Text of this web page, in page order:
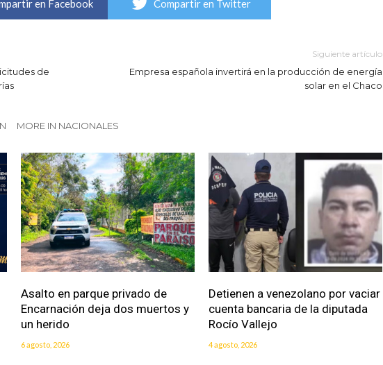
en Facebook Compartir en Twitter
de
Siguiente artículo
Empresa española invertirá en la producción de energía
solar en el Chaco
MORE IN NACIONALES
Asalto en parque privado de
Encarnación deja dos muertos y
un herido
6 agosto, 2026
Detienen a venezolano por vaciar
cuenta bancaria de la diputada
Rocío Vallejo
4 agosto, 2026